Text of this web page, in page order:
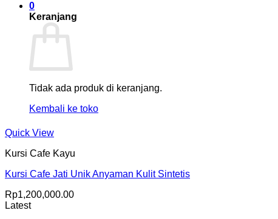
0
Keranjang
Tidak ada produk di keranjang.
Kembali ke toko
Quick View
Kursi Cafe Kayu
Kursi Cafe Jati Unik Anyaman Kulit Sintetis
Rp1,200,000.00
Latest